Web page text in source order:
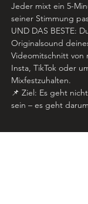
Jeder mixt ein 5-
seiner Stimmung
UND DAS BESTE:
Originalsound
Videomitschnitt von
Insta, TikTok oder
Mixfestzuhalten.
📌 Ziel: Es geht
sein – es geht